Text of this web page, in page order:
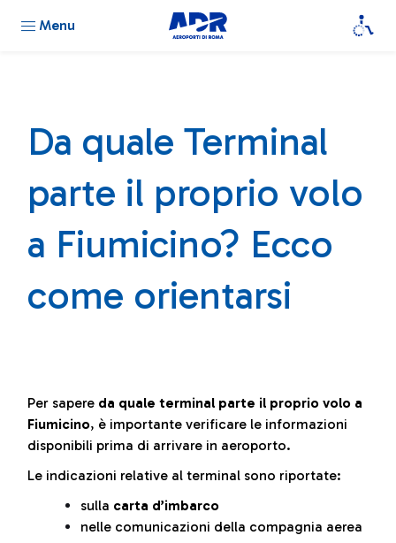
Menu
Da quale Terminal
parte il proprio volo
a Fiumicino? Ecco
come orientarsi
Per sapere da quale terminal parte il proprio volo a
Fiumicino, è importante verificare le informazioni
disponibili prima di arrivare in aeroporto.
Le indicazioni relative al terminal sono riportate:
sulla carta d’imbarco
nelle comunicazioni della compagnia aerea